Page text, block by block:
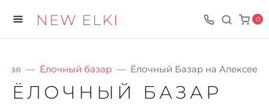
NEW ELKI 0
Ёлочный базар Ёлочный Базар на
ЁЛОЧНЫЙ БАЗАР